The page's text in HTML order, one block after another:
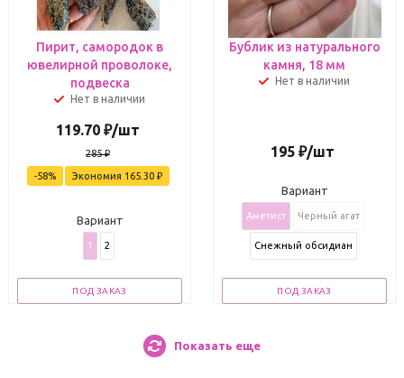
Пирит, самородок в
ювелирной проволоке,
подвеска
Нет в наличии
119.70 ₽/шт
285₽
-58% Экономия 165.30₽
Вариант
1 2
ПОД ЗАКАЗ
Бублик из натурального
камня, 18 мм
Нет в наличии
195 ₽/шт
Вариант
Аметист Черный агат
Снежный обсидиан
ПОД ЗАКАЗ
Показать еще